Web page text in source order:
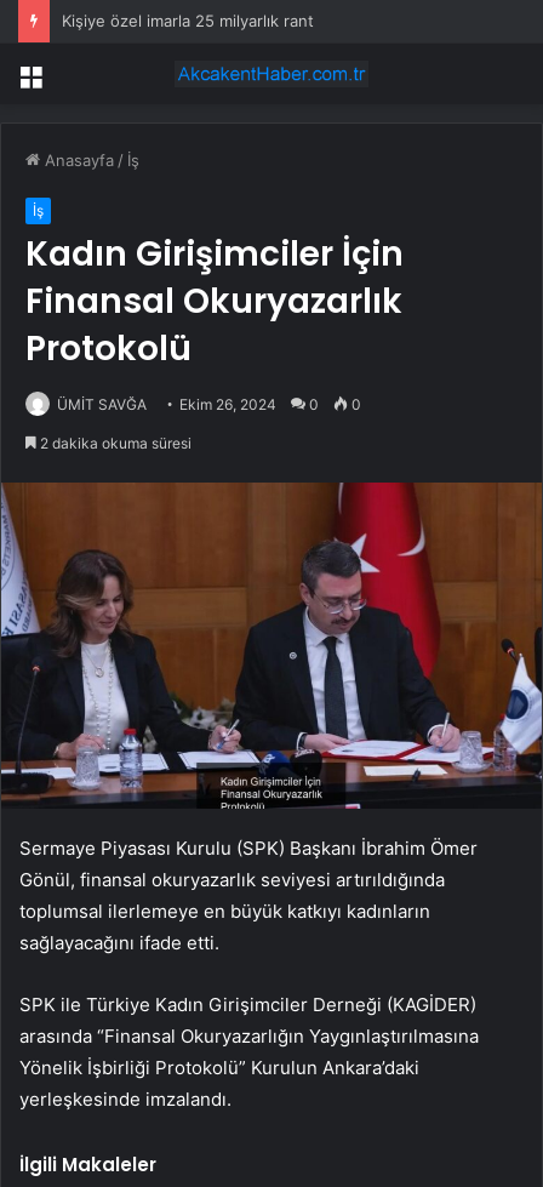
Kişiye özel imarla 25 milyarlık rant
Menü
Anasayfa / İş
İş
Kadın Girişimciler İçin
Finansal Okuryazarlık
Protokolü
ÜMİT SAVĞA Ekim 26, 2024 0 0
2 dakika okuma süresi
Sermaye Piyasası Kurulu (SPK) Başkanı İbrahim Ömer
Gönül, finansal okuryazarlık seviyesi artırıldığında
toplumsal ilerlemeye en büyük katkıyı kadınların
sağlayacağını ifade etti.
SPK ile Türkiye Kadın Girişimciler Derneği (KAGİDER)
arasında “Finansal Okuryazarlığın Yaygınlaştırılmasına
Yönelik İşbirliği Protokolü” Kurulun Ankara’daki
yerleşkesinde imzalandı.
İlgili Makaleler